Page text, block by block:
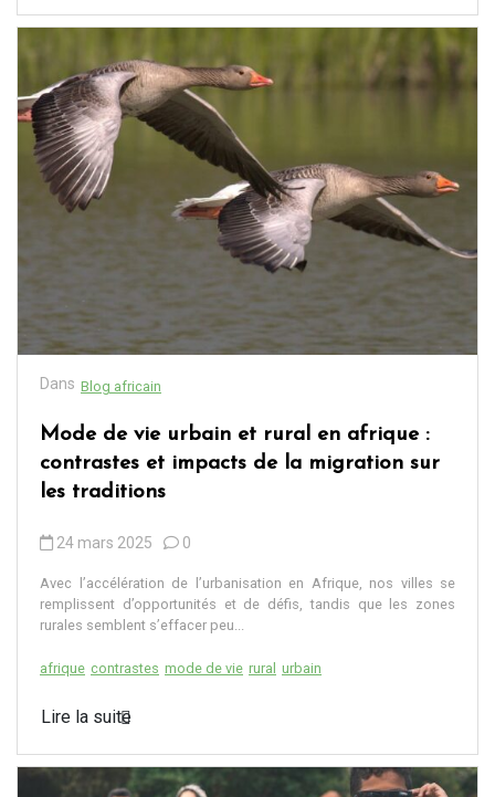
Dans Blog africain
Mode de vie urbain et rural en afrique :
contrastes et impacts de la migration sur
les traditions
24 mars 2025 0
Avec l’accélération de l’urbanisation en Afrique, nos villes se
remplissent d’opportunités et de défis, tandis que les zones
rurales semblent s’effacer peu...
afrique contrastes mode de vie rural urbain
Lire la suite